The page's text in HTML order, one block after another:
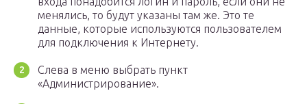
менялись, то будут указаны там же. Это те
данные, которые используются пользователем
для подключения к Интернету.
Слева в меню выбрать пункт
«Администрирование».